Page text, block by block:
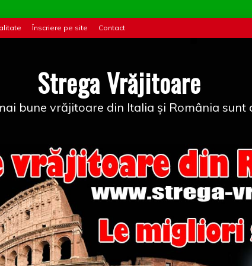
Înscriere pe site Contact
Strega Vrăjitoare
bune vrăjitoare din Italia și România sunt